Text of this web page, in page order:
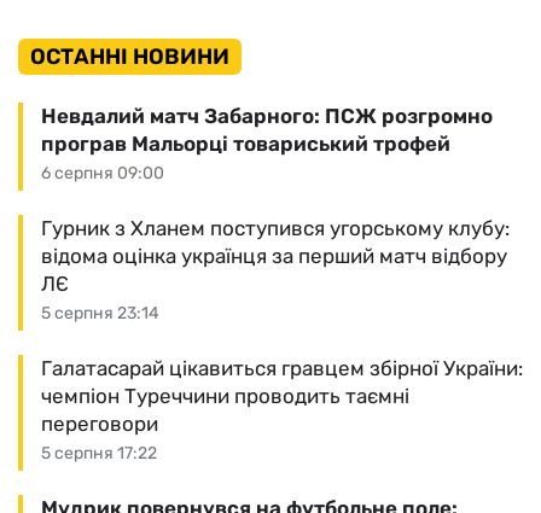
ОСТАННІ НОВИНИ
6 серпня 09:00
Невдалий матч Забарного: ПСЖ розгромно
програв Мальорці товариський трофей
5 серпня 23:14
Гурник з Хланем поступився угорському клубу:
відома оцінка українця за перший матч відбору
ЛЄ
5 серпня 17:22
Галатасарай цікавиться гравцем збірної України:
чемпіон Туреччини проводить таємні
переговори